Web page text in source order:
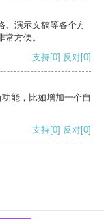
、演示文稿等各个方
方便。
支持[0] 反对[0]
能，比如增加一个自
支持[0] 反对[0]